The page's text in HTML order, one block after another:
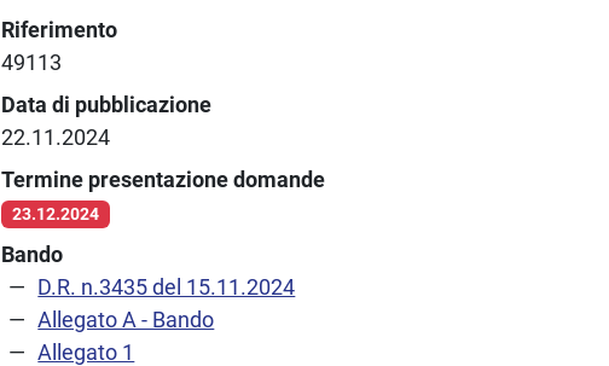
Riferimento
49113
Data di pubblicazione
22.11.2024
Termine presentazione domande
23.12.2024
Bando
D.R. n.3435 del 15.11.2024
Allegato A - Bando
Allegato 1